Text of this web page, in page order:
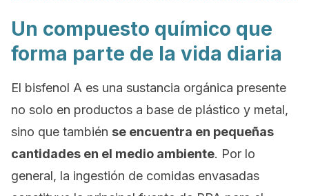
Un compuesto químico que
forma parte de la vida diaria
El bisfenol A es una sustancia orgánica presente
no solo en productos a base de plástico y metal,
sino que también se encuentra en pequeñas
cantidades en el medio ambiente. Por lo
general, la ingestión de comidas envasadas